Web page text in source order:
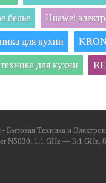
белье Huawei
для кухни
для кухни
Техника и
N5030, 1.1 GHz — 3.1 GHz,